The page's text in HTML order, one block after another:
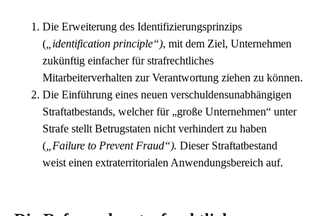
Die Erweiterung des Identifizierungsprinzips
( „identification principle“), mit dem Ziel, Unternehmen
zukünftig einfacher für strafrechtliches
Mitarbeiterverhalten zur Verantwortung ziehen zu können.
Die Einführung eines neuen verschuldensunabhängigen
Straftatbestands, welcher für „große Unternehmen“ unter
Strafe stellt Betrugstaten nicht verhindert zu haben
( „Failure to Prevent Fraud“). Dieser Straftatbestand
weist einen extraterritorialen Anwendungsbereich auf.